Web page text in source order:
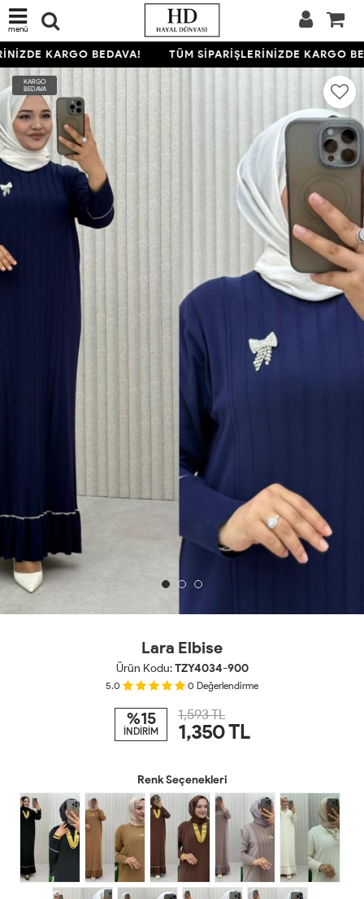
menü
KARGO BEDAVA! TÜM SİPARİŞLERİNİZDE KARGO
KARGO
BEDAVA
Lara Elbise
Ürün Kodu:TZY4034-900
5.0 0 Değerlendirme
%15
İNDİRİM
1,593 TL
1,350TL
Renk Seçenekleri